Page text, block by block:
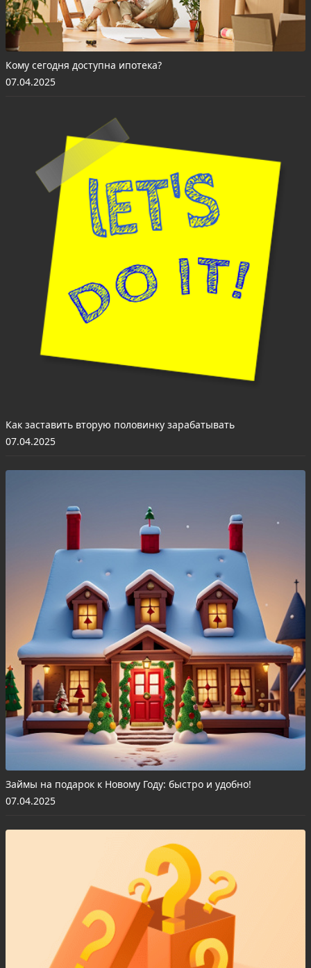
Кому сегодня доступна ипотека?
07.04.2025
Как заставить вторую половинку зарабатывать
07.04.2025
Займы на подарок к Новому Году: быстро и удобно!
07.04.2025